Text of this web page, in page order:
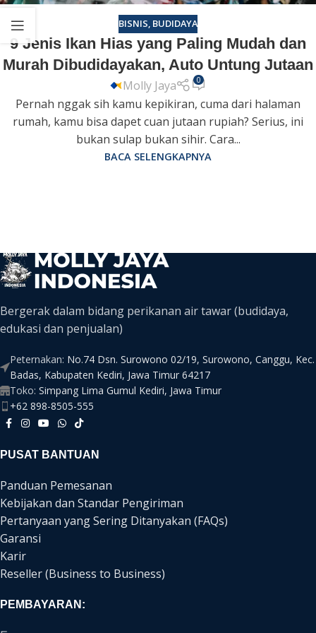
BISNIS, BUDIDAYA
9 Jenis Ikan Hias yang Paling Mudah dan
Murah Dibudidayakan, Auto Untung Jutaan
Molly Jaya 0
Pernah nggak sih kamu kepikiran, cuma dari halaman
rumah, kamu bisa dapet cuan jutaan rupiah? Serius, ini
bukan sulap bukan sihir. Cara...
BACA SELENGKAPNYA
Bergerak dalam bidang perikanan air tawar (budidaya,
edukasi dan penjualan)
Peternakan: No.74 Dsn. Surowono 02/19, Surowono, Canggu, Kec.
Badas, Kabupaten Kediri, Jawa Timur 64217
Toko: Simpang Lima Gumul Kediri, Jawa Timur
+62 898-8505-555
PUSAT BANTUAN
Panduan Pemesanan
Kebijakan dan Standar Pengiriman
Pertanyaan yang Sering Ditanyakan (FAQs)
Garansi
Karir
Reseller (Business to Business)
PEMBAYARAN: